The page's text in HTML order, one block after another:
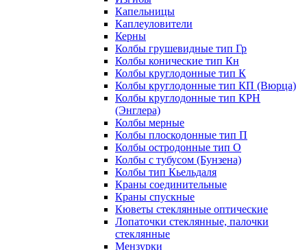
Капельницы
Каплеуловители
Керны
Колбы грушевидные тип Гр
Колбы конические тип Кн
Колбы круглодонные тип К
Колбы круглодонные тип КП (Вюрца)
Колбы круглодонные тип КРН
(Энглера)
Колбы мерные
Колбы плоскодонные тип П
Колбы остродонные тип О
Колбы с тубусом (Бунзена)
Колбы тип Кьельдаля
Краны соединительные
Краны спускные
Кюветы стеклянные оптические
Лопаточки стеклянные, палочки
стеклянные
Мензурки